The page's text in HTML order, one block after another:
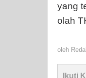
yang
olah
oleh
Ikuti